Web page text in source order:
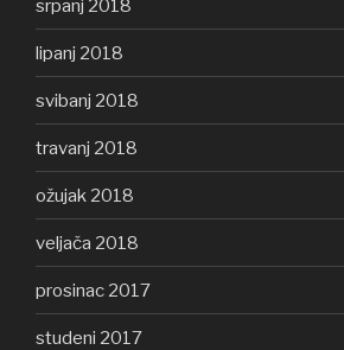
srpanj 2018
lipanj 2018
svibanj 2018
travanj 2018
ožujak 2018
veljača 2018
prosinac 2017
studeni 2017